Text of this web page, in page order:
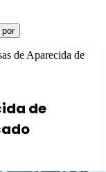
por
de Aparecida de
de